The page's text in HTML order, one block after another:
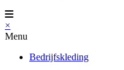
×
Menu
Bedrijfskleding